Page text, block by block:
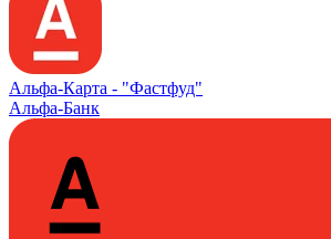
Альфа‑Карта - "Фастфуд"
Альфа-Банк